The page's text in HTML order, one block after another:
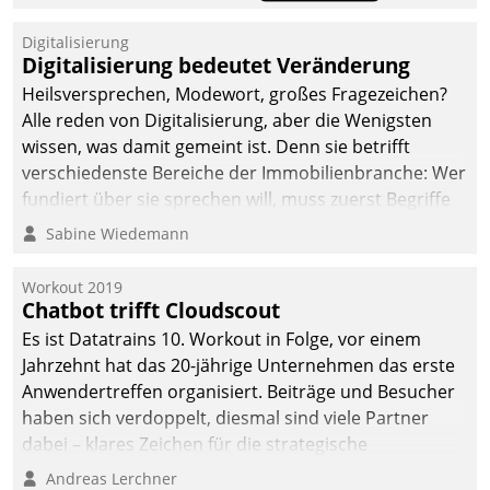
Die monatlichen
Mitteilungen zum
Heizungs- und
Wasserverbrauch gehen
automatisiert, vollständig
und auf Wunsch über
mehrere zuvor
Kommunikationswege bei
Digitalisierung
Digitalisierung bedeutet Veränderung
Heilsversprechen, Modewort, großes Fragezeichen?
Alle reden von Digitalisierung, aber die Wenigsten
wissen, was damit gemeint ist. Denn sie betrifft
verschiedenste Bereiche der Immobilienbranche: Wer
fundiert über sie sprechen will, muss zuerst Begriffe
klären. Ein Aspekt ist die betriebliche Optimierung:
Einsparungen durch optimierte und automatisierte
Prozesse. Doch man darf nicht zu viel erwarten: Allein
mit der Einführung einer neuen Software ist es nicht
getan. Die Digitalisierung erfordert von Unternehmen
die Bereitschaft, sich zu überprüfen, zu hinterfragen
und zu verändern.
Sabine Wiedemann
Workout 2019
Chatbot trifft Cloudscout
Es ist Datatrains 10. Workout in Folge, vor einem
Jahrzehnt hat das 20-jährige Unternehmen das erste
Anwendertreffen organisiert. Beiträge und Besucher
haben sich verdoppelt, diesmal sind viele Partner
dabei – klares Zeichen für die strategische
Fokussierung auf den Kunden.
Andreas Lerchner